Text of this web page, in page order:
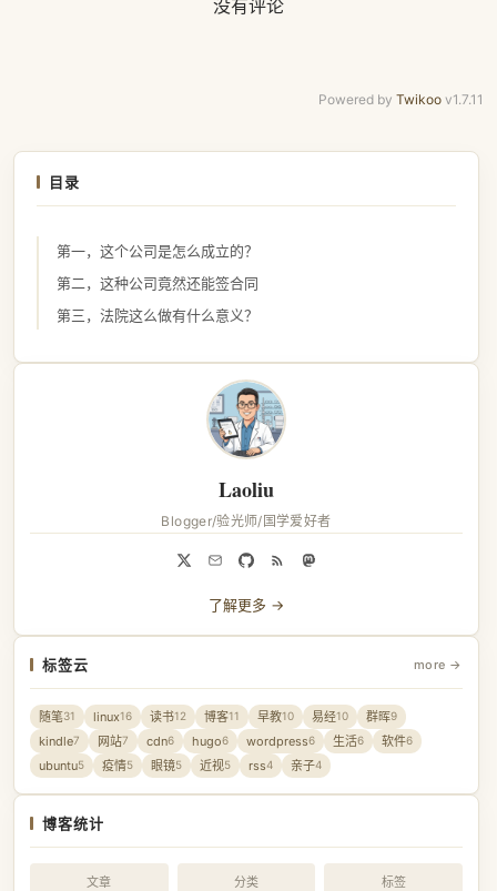
没有评论
Powered by Twikoo v1.7.11
Laoliu
Blogger/验光师/国学爱好者
了解更多 →
标签云 more →
随笔31 linux16 读书12 博客11 早教10 易经10 群晖9
kindle7 网站7 cdn6 hugo6 wordpress6 生活6 软件6
ubuntu5 疫情5 眼镜5 近视5 rss4 亲子4
博客统计
文章 分类 标签
目录
第一，这个公司是怎么成立的？
第二，这种公司竟然还能签合同
第三，法院这么做有什么意义？